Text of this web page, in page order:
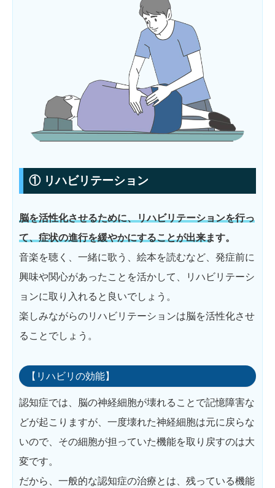
① リハビリテーション
脳を活性化させるために、リハビリテーションを行っ
て、症状の進行を緩やかにすることが出来ます。
音楽を聴く、一緒に歌う、絵本を読むなど、発症前に
興味や関心があったことを活かして、リハビリテーシ
ョンに取り入れると良いでしょう。
楽しみながらのリハビリテーションは脳を活性化させ
ることでしょう。
【リハビリの効能】
認知症では、脳の神経細胞が壊れることで記憶障害な
どが起こりますが、一度壊れた神経細胞は元に戻らな
いので、その細胞が担っていた機能を取り戻すのは大
変です。
だから、一般的な認知症の治療とは、残っている機能